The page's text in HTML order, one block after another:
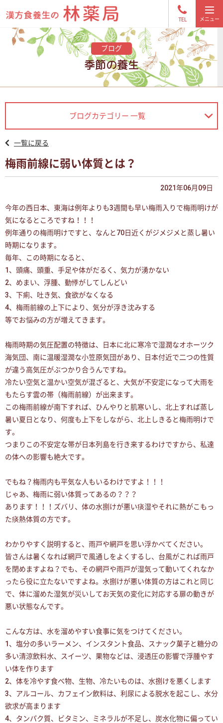
TEL
ブログ
季節の養生
ブログカテゴリー 一覧
一覧に戻る
梅雨前線に弱い体質とは？
2021年06月09日
今年の西日本、東海は例年よりも3週間も早い梅雨入りで梅雨明けが
気になるところですね！！！
例年通りの梅雨明けですと、なんと70日近くがジメジメと蒸し暑い
時期になります。
毎年、この時期になると、
1、頭痛、頭重、手足や体がだるく、気力が湧かない
2、めまい、浮腫、動悸がしてしんどい
3、下痢、吐き気、食欲がなくなる
4、梅雨前線の上下により、気分が浮き沈みする
等でお悩みの方が増えてきます。
梅雨時期の気圧配置の特徴は、日本に北に寒冷で湿潤なオホーツク
海気団、南に温暖湿潤な小笠原気団があり、日本付近で二つの性質
が違う高気圧がぶつかり合うんですね。
冷たい空気と温かい空気が混ざると、大気が不安定になって大雨を
もたらす雲の帯（梅雨前線）が出来ます。
この梅雨前線が南下すれば、ひんやりと肌寒いし、北上すれば蒸し
暑い夏日となり、何度も上下をしながら、北上しきると梅雨明けで
す。
つまりこの不安定な帯が日本列島を行き来するわけですから、私達
の体への影響も絶大です。
でもね？梅雨内も平気な人もいるわけですよ！！！
じゃあ、梅雨に弱い体質ってあるの？？？
あります！！！ズバリ、体の水捌けが悪い痰湿やそれに熱がこもっ
た痰熱体質の方です。
わかりやすく説明すると、雨戸や網戸を思い浮かべてください。
皆さんは暑くなれば網戸で風通しをよくするし、台風がこれば雨戸
を閉めますよね？でも、その網戸や雨戸が湿気って動いてくれなか
ったら役に立たないですよね。水捌けが悪い体質の方はこれと同じ
で、体に溜めた湿気が災いしてお天気の変化に対応する扉の動きが
悪い状態なんです。
こんな方は、水を溜めやすい食事に気をつけてください。
1、塩分の多いラーメン、インスタント食品、スナック菓子と糖分の
多い清涼飲料水、スイーツ、果物などは、浸透圧の影響で浮腫やす
い体を作ります
2、体を冷やす食べ物、生物、冷たいものは、水捌けを悪くします
3、アルコール、カフェイン飲料は、利尿による脱水を起こし、水分
欲求が高まります
4、タンパク質、ビタミン、ミネラルが不足し、炭水化物に偏ってい